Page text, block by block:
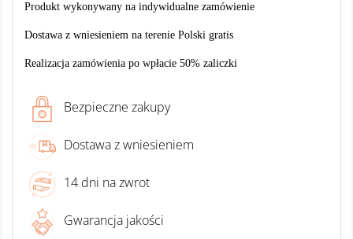
Produkt wykonywany na indywidualne zamówienie
Dostawa z wniesieniem na terenie Polski gratis
Realizacja zamówienia po wpłacie 50% zaliczki
Bezpieczne zakupy
Dostawa z wniesieniem
14 dni na zwrot
Gwarancja jakości